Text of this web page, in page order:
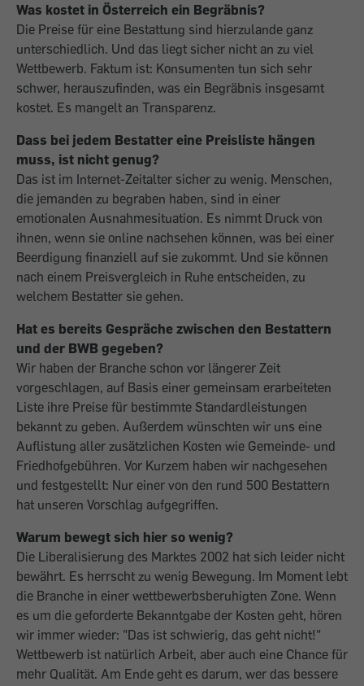
Was kostet in Österreich ein Begräbnis?
Die Preise für eine Bestattung sind hierzulande ganz
unterschiedlich. Und das liegt sicher nicht an zu viel
Wettbewerb. Faktum ist: Konsumenten tun sich sehr
schwer, herauszufinden, was ein Begräbnis insgesamt
kostet. Es mangelt an Transparenz.
Dass bei jedem Bestatter eine Preisliste hängen
muss, ist nicht genug?
Das ist im Internet-Zeitalter sicher zu wenig. Menschen,
die jemanden zu begraben haben, sind in einer
emotionalen Ausnahmesituation. Es nimmt Druck von
ihnen, wenn sie online nachsehen können, was bei einer
Beerdigung finanziell auf sie zukommt. Und sie können
nach einem Preisvergleich in Ruhe entscheiden, zu
welchem Bestatter sie gehen.
Hat es bereits Gespräche zwischen den Bestattern
und der BWB gegeben?
Wir haben der Branche schon vor längerer Zeit
vorgeschlagen, auf Basis einer gemeinsam erarbeiteten
Liste ihre Preise für bestimmte Standardleistungen
bekannt zu geben. Außerdem wünschten wir uns eine
Auflistung aller zusätzlichen Kosten wie Gemeinde- und
Friedhofgebühren. Vor Kurzem haben wir nachgesehen
und festgestellt: Nur einer von den rund 500 Bestattern
hat unseren Vorschlag aufgegriffen.
Warum bewegt sich hier so wenig?
Die Liberalisierung des Marktes 2002 hat sich leider nicht
bewährt. Es herrscht zu wenig Bewegung. Im Moment lebt
die Branche in einer wettbewerbsberuhigten Zone. Wenn
es um die geforderte Bekanntgabe der Kosten geht, hören
wir immer wieder: "Das ist schwierig, das geht nicht!"
Wettbewerb ist natürlich Arbeit, aber auch eine Chance für
mehr Qualität. Am Ende geht es darum, wer das bessere